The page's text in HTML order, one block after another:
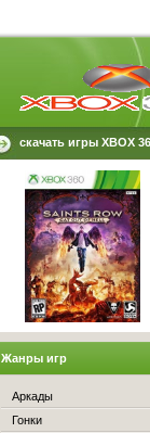
скачать игры XBOX
Жанры игр
Аркады
Гонки